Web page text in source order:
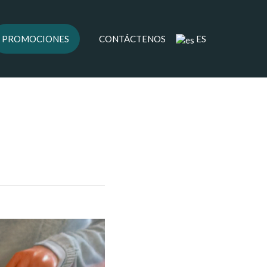
PROMOCIONES CONTÁCTENOS ES